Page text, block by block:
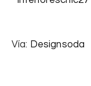
Vía: Designsoda